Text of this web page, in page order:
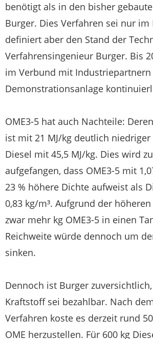
benötigt als in den bisher
Burger. Dies Verfahren sei nur im
definiert aber den Stand der
Verfahrensingenieur Burger. Bis
im Verbund mit Industriepartnern
Demonstrationsanlage
OME3-5 hat auch Nachteile:
ist mit 21 MJ/kg deutlich
Diesel mit 45,5 MJ/kg. Dies wird
aufgefangen, dass OME3-5 mit
23 % höhere Dichte aufweist als
0,83 kg/m³. Aufgrund der
zwar mehr kg OME3-5 in einen
Reichweite würde dennoch um
sinken.
Dennoch ist Burger
Kraftstoff sei bezahlbar. Nach
Verfahren koste es derzeit rund
OME herzustellen. Für 600 kg